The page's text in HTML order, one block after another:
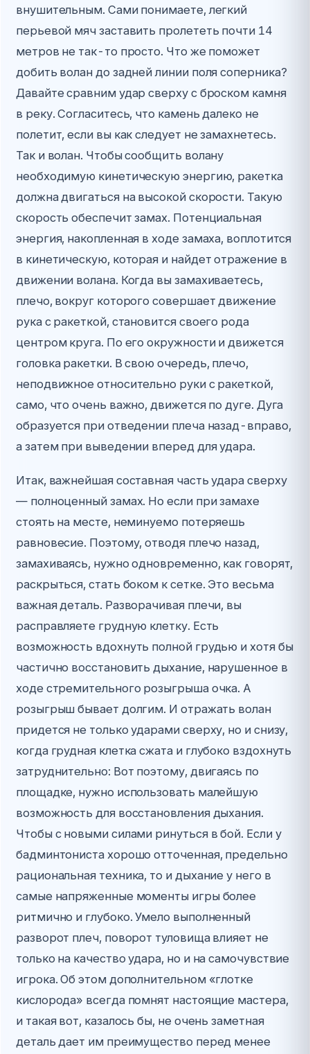
внушительным. Сами понимаете, легкий
перьевой мяч заставить пролететь почти 14
метров не так-то просто. Что же поможет
добить волан до задней линии поля соперника?
Давайте сравним удар сверху с броском камня
в реку. Согласитесь, что камень далеко не
полетит, если вы как следует не замахнетесь.
Так и волан. Чтобы сообщить волану
необходимую кинетическую энергию, ракетка
должна двигаться на высокой скорости. Такую
скорость обеспечит замах. Потенциальная
энергия, накопленная в ходе замаха, воплотится
в кинетическую, которая и найдет отражение в
движении волана. Когда вы замахиваетесь,
плечо, вокруг которого совершает движение
рука с ракеткой, становится своего рода
центром круга. По его окружности и движется
головка ракетки. В свою очередь, плечо,
неподвижное относительно руки с ракеткой,
само, что очень важно, движется по дуге. Дуга
образуется при отведении плеча назад-вправо,
а затем при выведении вперед для удара.
Итак, важнейшая составная часть удара сверху
— полноценный замах. Но если при замахе
стоять на месте, неминуемо потеряешь
равновесие. Поэтому, отводя плечо назад,
замахиваясь, нужно одновременно, как говорят,
раскрыться, стать боком к сетке. Это весьма
важная деталь. Разворачивая плечи, вы
расправляете грудную клетку. Есть
возможность вдохнуть полной грудью и хотя бы
частично восстановить дыхание, нарушенное в
ходе стремительного розыгрыша очка. А
розыгрыш бывает долгим. И отражать волан
придется не только ударами сверху, но и снизу,
когда грудная клетка сжата и глубоко вздохнуть
затруднительно: Вот поэтому, двигаясь по
площадке, нужно использовать малейшую
возможность для восстановления дыхания.
Чтобы с новыми силами ринуться в бой. Если у
бадминтониста хорошо отточенная, предельно
рациональная техника, то и дыхание у него в
самые напряженные моменты игры более
ритмично и глубоко. Умело выполненный
разворот плеч, поворот туловища влияет не
только на качество удара, но и на самочувствие
игрока. Об этом дополнительном «глотке
кислорода» всегда помнят настоящие мастера,
и такая вот, казалось бы, не очень заметная
деталь дает им преимущество перед менее